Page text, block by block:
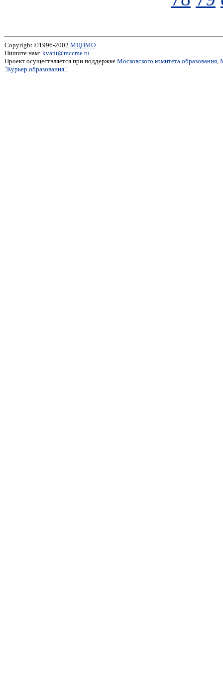
Copyright ©1996-2002 МЦНМО
Пишите нам: kvant@mccme.ru
Проект осуществляется при поддержке Московского комитета образования,
"Курьер образования"